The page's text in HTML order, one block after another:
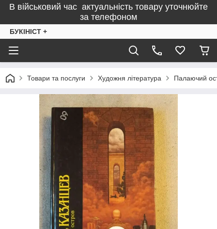
В військовий час актуальність товару уточнюйте
за телефоном
БУКІНІСТ +
Товари та послуги Художня література Палаючий